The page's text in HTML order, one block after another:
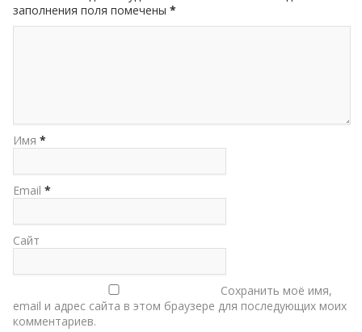
заполнения поля помечены*
Имя *
Email *
Сайт
Сохранить моё имя,
email и адрес сайта в этом браузере для последующих моих
комментариев.